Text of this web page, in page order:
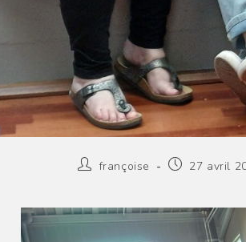
Auteur/autrice
publication :
françoise
Publication
27 avril